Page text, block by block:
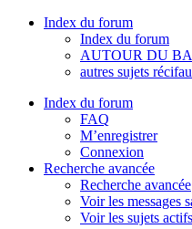
Index du forum
Index du forum
AUTOUR DU
autres sujets
Index du forum
FAQ
M’enregistrer
Connexion
Recherche avancée
Recherche avancée
Voir les messages
Voir les sujets actifs